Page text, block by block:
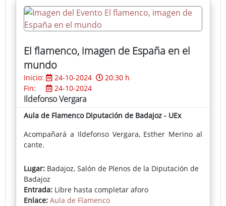
El flamenco, imagen de España en el
mundo
Inicio: 24-10-2024
20:30 h
Fin:
24-10-2024
Ildefonso Vergara
Aula de Flamenco Diputación de Badajoz - UEx
Acompañará a Ildefonso Vergara, Esther Merino al
cante.
Lugar: Badajoz, Salón de Plenos de la Diputación de
Badajoz
Entrada: Libre hasta completar aforo
Enlace: Aula de Flamenco